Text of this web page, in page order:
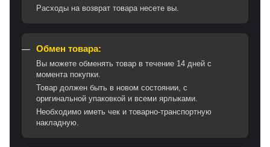
Расходы на возврат товара несете вы.
Обмен товара:
Вы можете обменять товар в течение 14 дней с
момента покупки.
Товар должен быть в новом состоянии, с
оригинальной упаковкой и всеми ярлыками.
Необходимо иметь чек и товарно-транспортную
накладную.